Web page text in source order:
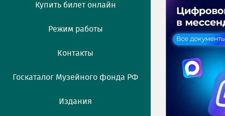
Купить билет онлайн
Режим работы
Контакты
Госкаталог Музейного фонда РФ
Издания